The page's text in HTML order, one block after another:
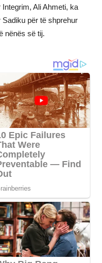
Ali Ahmeti, ka
për të shprehur
nënës së tij.